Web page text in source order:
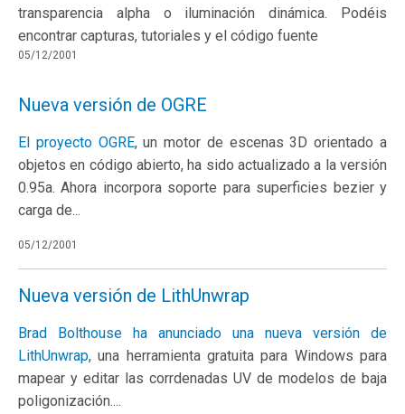
transparencia alpha o iluminación dinámica. Podéis
encontrar capturas, tutoriales y el código fuente
05/12/2001
Nueva versión de OGRE
El proyecto OGRE, un motor de escenas 3D orientado a
objetos en código abierto, ha sido actualizado a la versión
0.95a. Ahora incorpora soporte para superficies bezier y
carga de...
05/12/2001
Nueva versión de LithUnwrap
Brad Bolthouse ha anunciado una nueva versión de
LithUnwrap, una herramienta gratuita para Windows para
mapear y editar las corrdenadas UV de modelos de baja
poligonización....